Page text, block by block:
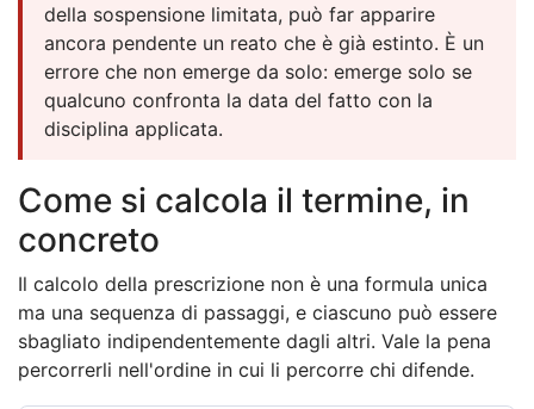
della sospensione limitata, può far apparire
ancora pendente un reato che è già estinto. È un
errore che non emerge da solo: emerge solo se
qualcuno confronta la data del fatto con la
disciplina applicata.
Come si calcola il termine, in
concreto
Il calcolo della prescrizione non è una formula unica
ma una sequenza di passaggi, e ciascuno può essere
sbagliato indipendentemente dagli altri. Vale la pena
percorrerli nell'ordine in cui li percorre chi difende.